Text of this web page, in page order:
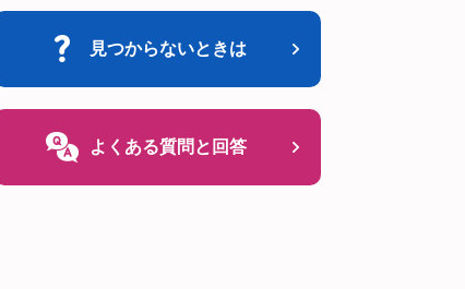
見つからないときは
よくある質問と回答